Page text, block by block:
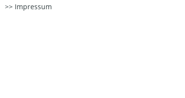
Impressum